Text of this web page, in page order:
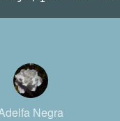
Negra